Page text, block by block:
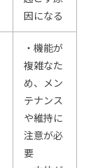
因になる
・機能が
複雑なた
め、メン
テナンス
や維持に
注意が必
要